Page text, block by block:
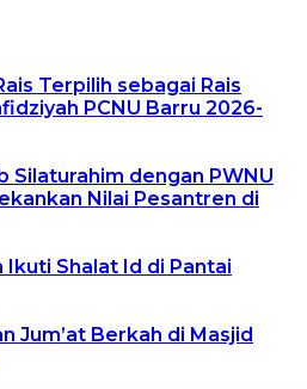
Terpilih sebagai Rais
PCNU Barru 2026-
Silaturahim dengan PWNU
Nilai Pesantren di
Ikuti Shalat Id di Pantai
Jum’at Berkah di Masjid